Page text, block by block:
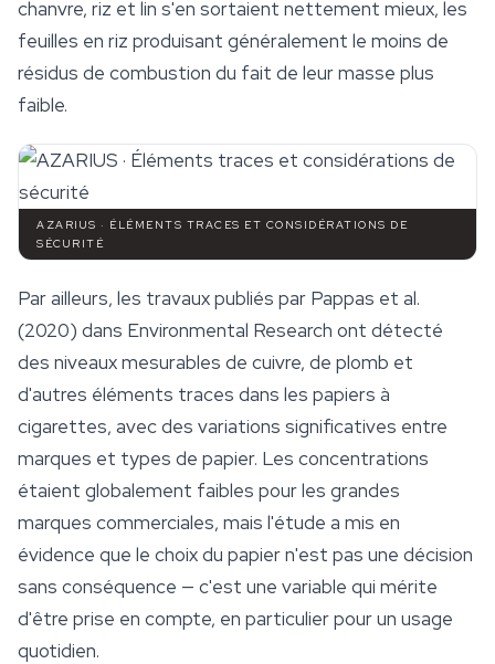
chanvre, riz et lin s'en sortaient nettement mieux, les
feuilles en riz produisant généralement le moins de
résidus de combustion du fait de leur masse plus
faible.
AZARIUS · ÉLÉMENTS TRACES ET CONSIDÉRATIONS DE
SÉCURITÉ
Par ailleurs, les travaux publiés par Pappas et al.
(2020) dans Environmental Research ont détecté
des niveaux mesurables de cuivre, de plomb et
d'autres éléments traces dans les papiers à
cigarettes, avec des variations significatives entre
marques et types de papier. Les concentrations
étaient globalement faibles pour les grandes
marques commerciales, mais l'étude a mis en
évidence que le choix du papier n'est pas une décision
sans conséquence — c'est une variable qui mérite
d'être prise en compte, en particulier pour un usage
quotidien.